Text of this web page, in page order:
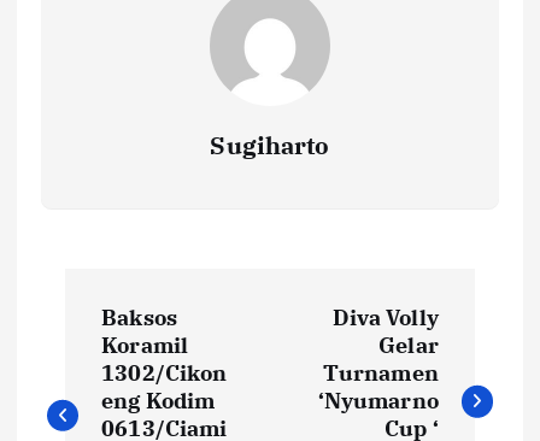
Sugiharto
v
Baksos
Koramil
1302/Cikon
eng Kodim
0613/Ciami
Diva Volly
Gelar
Turnamen
‘Nyumarno
Cup ‘